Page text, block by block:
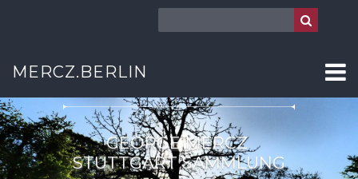
MERCZ.BERLINSTUTTGART
GEORGE MERCZ
STUTTGART SAMMLUNG